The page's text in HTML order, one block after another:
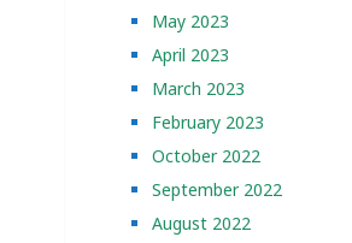
May 2023
April 2023
March 2023
February 2023
October 2022
September 2022
August 2022